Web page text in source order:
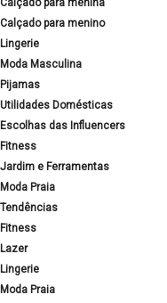
Calçado para menina
Calçado para menino
Lingerie
Moda Masculina
Pijamas
Utilidades Domésticas
Escolhas das Influencers
Fitness
Jardim e Ferramentas
Moda Praia
Tendências
Fitness
Lazer
Lingerie
Moda Praia